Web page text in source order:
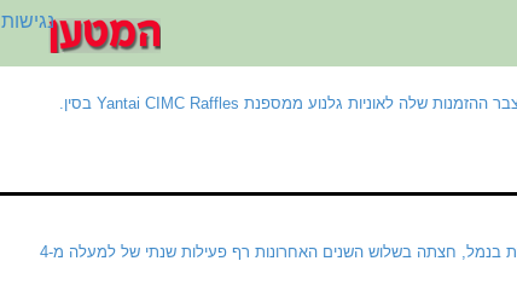
נגישות
חברת Zodiac Maritime של איל עופר הגדילה את צבר ההזמנות שלה לאוניות גלנוע ממספנת Yantai CIMC Raffles בסין.
נמל אשדוד התגאה בשיא היסטורי: מחלקת התפזורת בנמל, חצתה בשלוש השנים האחרונות רף פעילות שנתי של למעלה מ-4